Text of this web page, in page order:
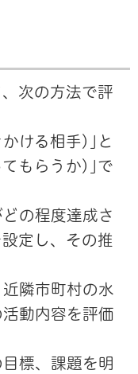
次の方法で評
ける相手)｣と
てもらうか)｣で
の程度達成さ
定し、その推
隣市町村の水
動内容を評価
標、課題を明